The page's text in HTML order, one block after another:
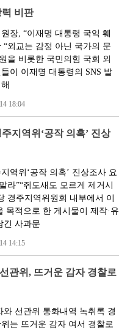
력 비판
장, “이재명 대통령 국익 훼
“외교는 감정 아닌 국가의 문
을 비롯한 국민의힘 국회 외
이 이재명 대통령의 SNS 발
18:04
지역위‘공작 의혹’ 진상
역위‘공작 의혹’ 진상조사 요
라”“쥐도새도 모르게 제거시
경주지역위원회 내부에서 이
목적으로 한 게시물이 제작·유
긴 사과문
14:15
관위, 뜨거운 감자 경찰로
와 선관위 통화내역 녹취록 경
는 뜨거운 감자 여서 경찰로